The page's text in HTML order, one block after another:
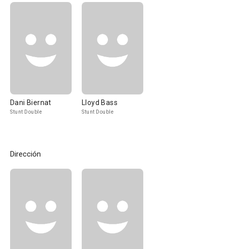
Dani Biernat
Stunt Double
Lloyd Bass
Stunt Double
Dirección